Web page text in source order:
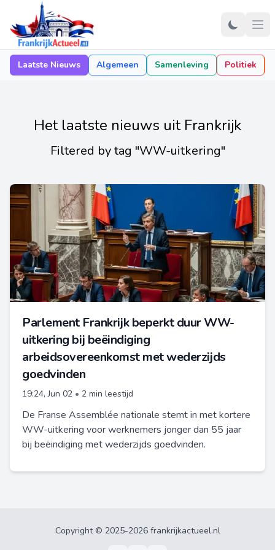
Laatste Nieuws Algemeen Samenleving Politiek
Het laatste nieuws uit Frankrijk
Filtered by tag "WW-uitkering"
Parlement Frankrijk beperkt duur WW-
uitkering bij beëindiging
arbeidsovereenkomst met wederzijds
goedvinden
19:24, Jun 02 • 2 min leestijd
De Franse Assemblée nationale stemt in met kortere
WW-uitkering voor werknemers jonger dan 55 jaar
bij beëindiging met wederzijds goedvinden.
Copyright © 2025-2026 frankrijkactueel.nl